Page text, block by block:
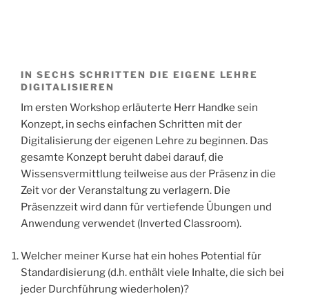
IN SECHS SCHRITTEN DIE EIGENE LEHRE
DIGITALISIEREN
Im ersten Workshop erläuterte Herr Handke sein
Konzept, in sechs einfachen Schritten mit der
Digitalisierung der eigenen Lehre zu beginnen. Das
gesamte Konzept beruht dabei darauf, die
Wissensvermittlung teilweise aus der Präsenz in die
Zeit vor der Veranstaltung zu verlagern. Die
Präsenzzeit wird dann für vertiefende Übungen und
Anwendung verwendet (Inverted Classroom).
Welcher meiner Kurse hat ein hohes Potential für
Standardisierung (d.h. enthält viele Inhalte, die sich bei
jeder Durchführung wiederholen)?